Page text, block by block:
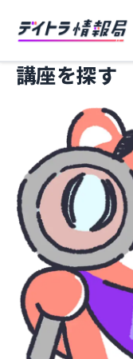
講座を探す